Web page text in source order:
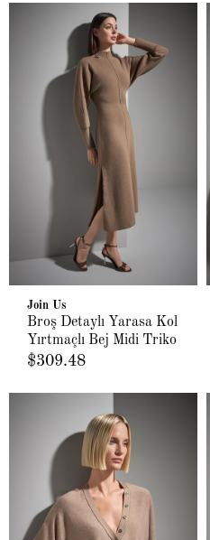
Join Us
Broş Detaylı Yarasa Kol
Yırtmaçlı Bej Midi Triko
Elbise
$309.48